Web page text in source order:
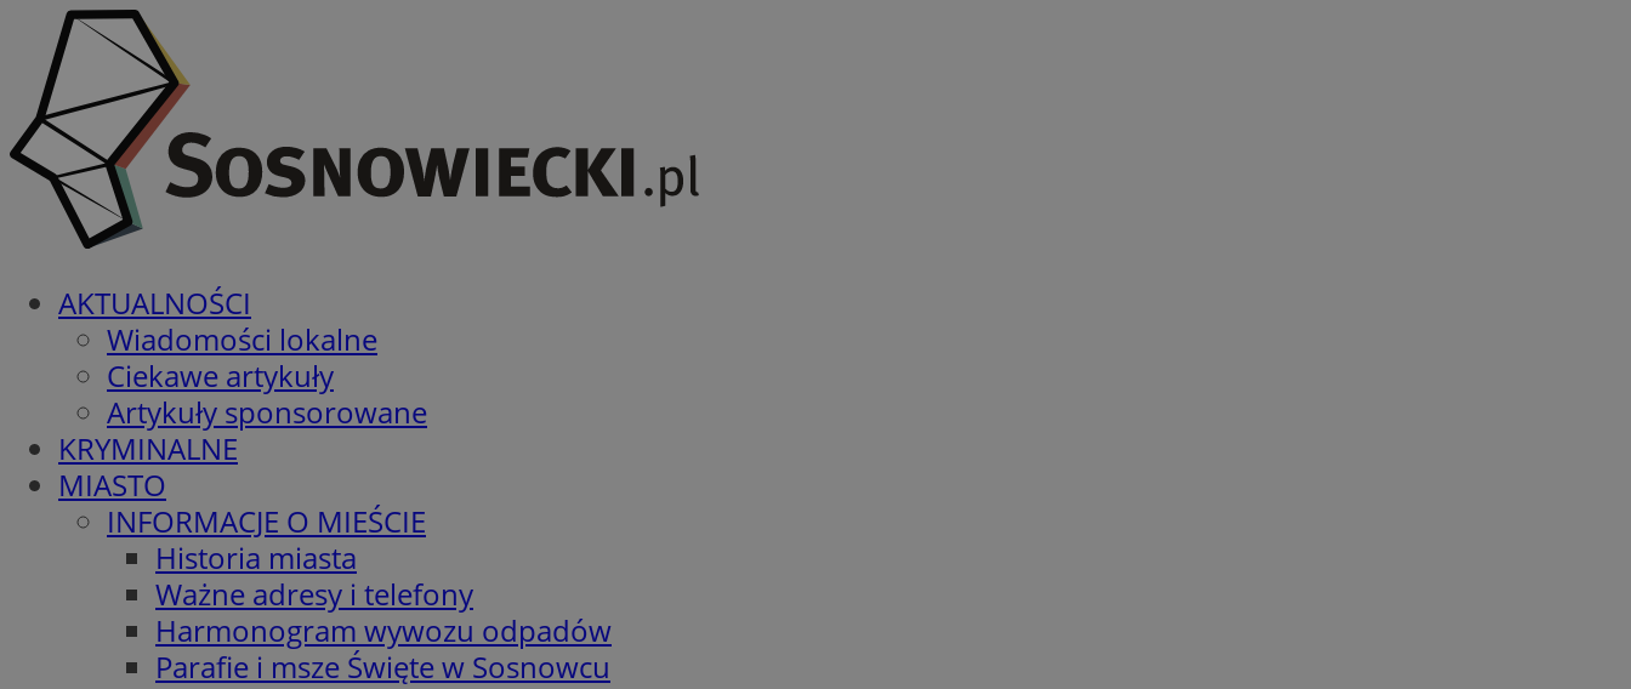
AKTUALNOŚCI
Wiadomości lokalne
Ciekawe artykuły
Artykuły sponsorowane
KRYMINALNE
MIASTO
INFORMACJE O MIEŚCIE
Historia miasta
Ważne adresy i telefony
Harmonogram wywozu odpadów
Parafie i msze Święte w Sosnowcu